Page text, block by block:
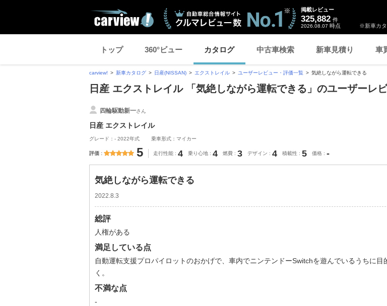
※新車カタ
掲載レビュー
325,882 件
2026.08.07 時点
トップ 360°ビュー カタログ 中古車検索 新車見積り 車
carview! 新車カタログ 日産(NISSAN) エクストレイル ユーザーレビュー・評価一覧 気絶しながら運転できる
日産 エクストレイル 「気絶しながら運転できる」のユーザーレ
四輪駆動新一さん
日産 エクストレイル
グレード：- 2022年式 乗車形式：マイカー
評価 5 走行性能 4 乗り心地 4 燃費 3 デザイン 4 積載性 5 価格 -
気絶しながら運転できる
2022.8.3
総評
人権がある
満足している点
自動運転支援プロパイロットのおかげで、車内でニンテンドーSwitchを遊んでいるうちに目
く。
不満な点
-